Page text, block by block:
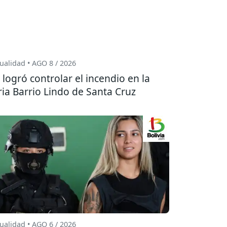
• AGO 8 / 2026
logró controlar el incendio en la
Barrio Lindo de Santa Cruz
• AGO 6 / 2026